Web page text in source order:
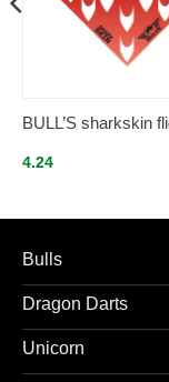
BULL’S sharkskin
4.24
Bulls
Dragon Darts
Unicorn